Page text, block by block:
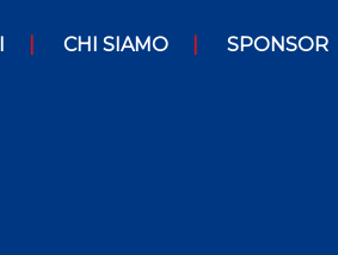
CHI SIAMO SPONSOR